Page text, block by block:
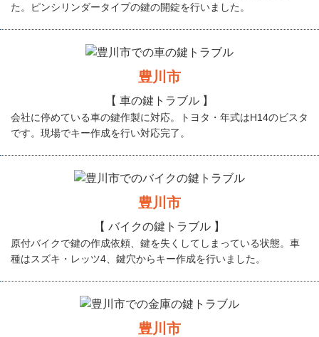
た。ピンシリンダータイプの鍵の開錠を行いました。
豊川市
【 車の鍵トラブル 】
会社に停めている車の鍵作製に対応。トヨタ・年式はH14のビスタ
です。現場でキー作成を行い対応完了。
豊川市
【 バイクの鍵トラブル 】
原付バイクで鍵の作成依頼、鍵を失くしてしまっている状態。車
種はスズキ・レッツ4、鍵穴からキー作成を行いました。
豊川市